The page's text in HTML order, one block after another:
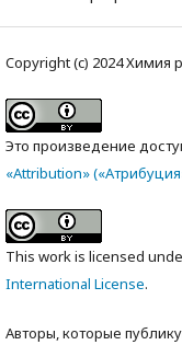
Copyright (c) 2024 Химия
Это произведение
«Attribution»
This work is licensed
International License.
Авторы, которые